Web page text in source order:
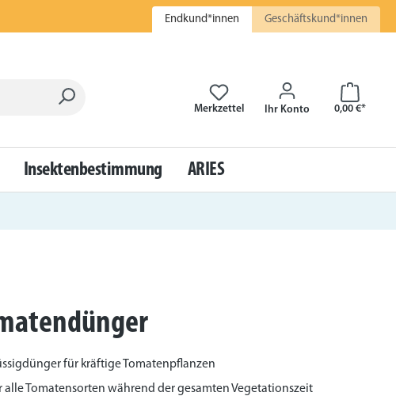
Endkund*innen Geschäftskund*innen
Merkzettel Ihr Konto 0,00 €*
Insektenbestimmung ARIES
für kräftige Tomatenpflanzen
alle Tomatensorten während der gesamten Vegetationszeit